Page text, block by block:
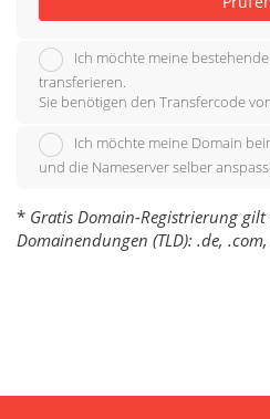
Ich möchte meine
transferieren.
Sie benötigen den Transfercode
Ich möchte meine Domain
und die Nameserver selber
* Gratis Domain-Registrierung
Domainendungen (TLD): .de,